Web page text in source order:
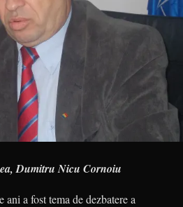
Dumitru Nicu Cornoiu
a fost tema de dezbatere a